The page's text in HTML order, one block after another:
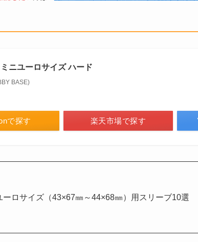
ニユーロサイズ ハード
BASE)
で探す 楽天市場で探す
ーロサイズ（43×67㎜～44×68㎜）用スリーブ10選